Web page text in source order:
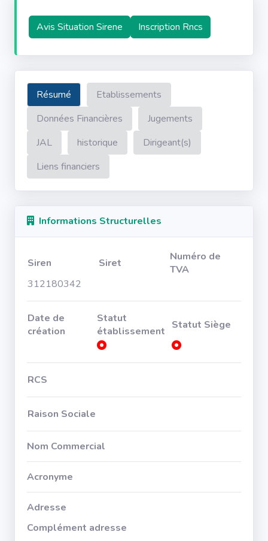
Avis Situation Sirene Inscription Rncs
Résumé
Etablissements
Données Financières
Jugements
JAL
historique
Dirigeant(s)
Liens financiers
Informations Structurelles
Siren Siret
Numéro de
TVA
312180342
Date de
création
Statut
établissement Statut Siège
RCS
Raison Sociale
Nom Commercial
Acronyme
Adresse
Complément adresse